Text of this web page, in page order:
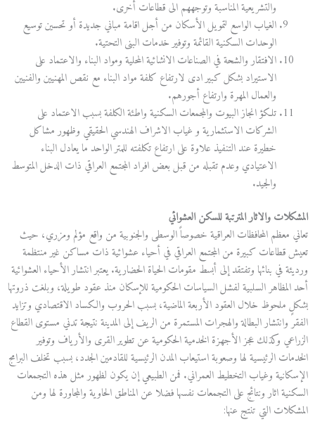
والتشريعية المناسبة وتوجههم الى قطاعات أخرى.
الغياب الواسع لتمويل الأسكان من أجل اقامة مباني جديدة أو تحسين توسيع
الوحدات السكنية القائمة وتوفير خدمات البنى التحتية.
الافتقار والشحة في الصناعات الانشائية المحلية ومواد البناء والاعتماد على
الاستيراد بشكل كبير ادى لارتفاع كلفة مواد البناء مع نقص المهنيين والفنيين
والعمال المهرة وارتفاع أجورهم.
تلكؤ انجاز البيوت والمجمعات السكنية واطئة الكلفة بسبب الاعتماد على
الشركات الاستثمارية و غياب الاشراف الهندسي الحقيقي وظهور مشاكل
خطيرة عند التنفيذ علاوة على ارتفاع تكلفته للمتر الواحد ما يعادل البناء
الاعتيادي وعدم تقبله من قبل بعض افراد المجتمع العراقي ذات الدخل المتوسط
والجيد.
المشكلاتوالاثار المترتبةللسكنالعشوائي
تعاني معظم المحافظات العراقية خصوصاً الوسطى والجنوبية من واقع مؤلم ومزري، حيث
تعيش قطاعات كبيرة من المجتمع العراقي في أحياء عشوائية ذات مساكن غير منتظمة
ورديئة في بنائها وتفتقد إلى أبسط مقومات الحياة الحضارية. يعتبر انتشار الأحياء العشوائية
أحد المظاهر السلبية لفشل السياسات الحكومية للإسكان منذ عقود طويلة، وبلغت ذروتها
بشكلٍ ملحوظ خلال العقود الأربعة الماضية، بسبب الحروب والكساد الاقتصادي وتزايد
الفقر وانتشار البطالة والهجرات المستمرة من الريف إلى المدينة نتيجة تدني مستوى القطاع
الزراعي وكذلك عجز الأجهزة الخدمية الحكومية عن تطوير القرى والأرياف وتوفير
الخدمات الرئيسية لها وصعوبة استيعاب المدن الرئيسية للقادمين الجدد، بسبب تخلف البرامج
الإسكانية وغياب التخطيط العمراني. فمن الطبيعي إن يكون لظهور مثل هذه التجمعات
السكنية اثار ونتائج على التجمعات نفسها فضلا عن المناطق الحاوية والمجاورة لها ومن
المشكلات التي تنتج عنها: